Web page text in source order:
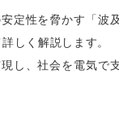
定性を脅かす「波
しく解説します。
し、社会を電気で